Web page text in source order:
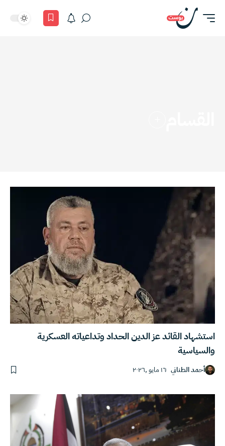
استشهاد القائد عز الدين الحداد وتداعياته العسكرية
والسياسية
أحمد الطناني ١٦ مايو ,٢٠٢٦